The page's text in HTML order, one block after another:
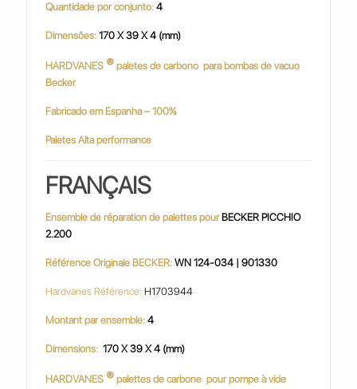
Quantidade por conjunto: 4
Dimensões:170 X 39 X 4 (mm)
HARDVANES ® paletes de carbono para bombas de vacuo
Becker
Fabricado em Espanha – 100%
Paletes Alta performance
FRANÇAIS
Ensemble de réparation de palettes pour BECKER PICCHIO
2.200
Référence Originale BECKER: WN 124-034 | 901330
Hardvanes Référence: H1703944
Montant par ensemble:4
Dimensions:170 X 39 X 4 (mm)
HARDVANES ® palettes de carbone pour pompe à vide